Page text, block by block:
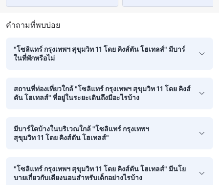
คำถามที่พบบ่อย
"โซลิแทร์ กรุงเทพฯ สุขุมวิท 11 โดย คิงส์ตัน โฮเทลส์" มีบาร์
ในที่พักหรือไม่
สถานที่ท่องเที่ยวใกล้ "โซลิแทร์ กรุงเทพฯ สุขุมวิท 11 โดย คิงส์
ตัน โฮเทลส์" ที่อยู่ในระยะเดินถึงมีอะไรบ้าง
มีบาร์ใดบ้างในบริเวณใกล้ "โซลิแทร์ กรุงเทพฯ
สุขุมวิท 11 โดย คิงส์ตัน โฮเทลส์"
"โซลิแทร์ กรุงเทพฯ สุขุมวิท 11 โดย คิงส์ตัน โฮเทลส์" มีนโย
บายเกี่ยวกับเตียงนอนสำหรับเด็กอย่างไรบ้าง